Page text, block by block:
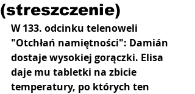
(streszczenie)
W 133. odcinku telenoweli
"Otchłań namiętności": Damián
dostaje wysokiej gorączki. Elisa
daje mu tabletki na zbicie
temperatury, po których ten